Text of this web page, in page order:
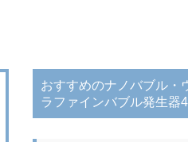
おすすめのナノバブル・
ラファインバブル発生器